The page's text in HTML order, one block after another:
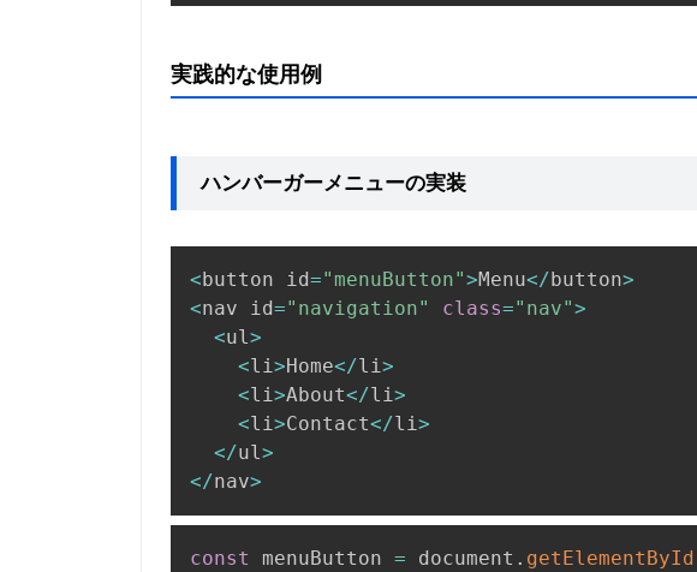
実践的な使用例
ハンバーガーメニューの実装
< button id="menuButton">Menu</ button>
<nav id="navigation" class="nav">
<ul>
<li>Home</li>
<li>About</li>
<li>Contact</li>
</ul>
</nav>
const menuButton = document . getElementById